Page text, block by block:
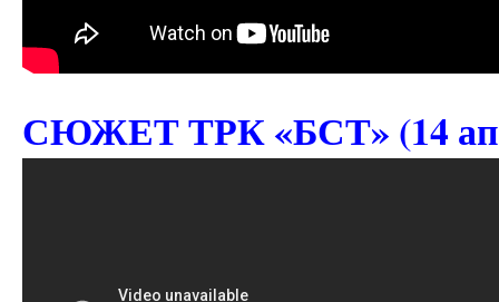
СЮЖЕТ ТРК «БСТ» (14